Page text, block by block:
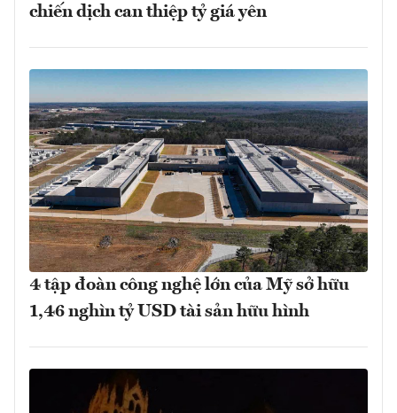
chiến dịch can thiệp tỷ giá yên
4 tập đoàn công nghệ lớn của Mỹ sở hữu
1,46 nghìn tỷ USD tài sản hữu hình